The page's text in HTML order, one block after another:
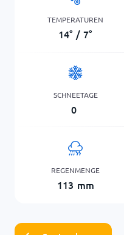
TEMPERATUREN
14° / 7°
SCHNEETAGE
0
REGENMENGE
113 mm